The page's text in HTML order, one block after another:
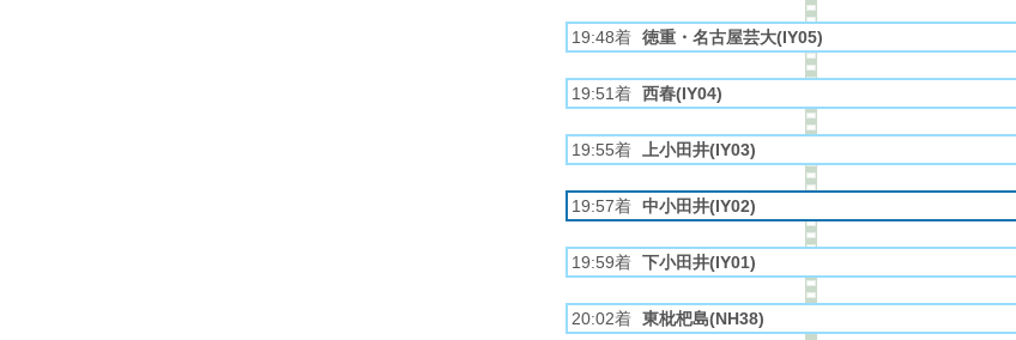
19:48着 徳重・名古屋芸大(IY05)
19:51着 西春(IY04)
19:55着 上小田井(IY03)
19:57着 中小田井(IY02)
19:59着 下小田井(IY01)
20:02着 東枇杷島(NH38)